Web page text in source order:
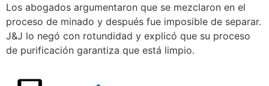
Los abogados argumentaron que se mezclaron en el
proceso de minado y después fue imposible de separar.
J&J lo negó con rotundidad y explicó que su proceso
de purificación garantiza que está limpio.